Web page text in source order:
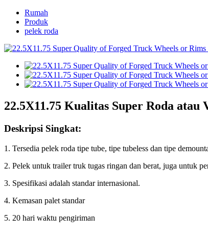
Rumah
Produk
pelek roda
22.5X11.75 Kualitas Super Roda
Deskripsi Singkat:
1. Tersedia pelek roda tipe tube, tipe tubeless dan tipe
2. Pelek untuk trailer truk tugas ringan dan berat, juga untuk
3. Spesifikasi adalah standar internasional.
4. Kemasan palet standar
5. 20 hari waktu pengiriman